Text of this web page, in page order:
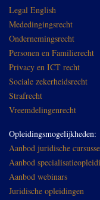
Legal English
Mededingingsrecht
Ondernemingsrecht
Personen en Familierecht
Privacy en ICT recht
Sociale zekerheidsrecht
Strafrecht
Vreemdelingenrecht
Opleidingsmogelijkheden:
Aanbod juridische
Aanbod
Aanbod webinars
Juridische opleidingen